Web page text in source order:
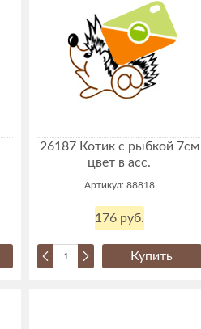
26187 Котик с рыбкой 7см
цвет в асс.
Артикул: 88818
176 руб.
Купить